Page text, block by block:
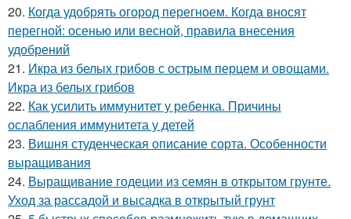
20. Когда удобрять огород перегноем. Когда вносят
перегной: осенью или весной, правила внесения
удобрений
21. Икра из белых грибов с острым перцем и овощами.
Икра из белых грибов
22. Как усилить иммунитет у ребенка. Причины
ослабления иммунитета у детей
23. Вишня студенческая описание сорта. Особенности
выращивания
24. Выращивание годеции из семян в открытом грунте.
Уход за рассадой и высадка в открытый грунт